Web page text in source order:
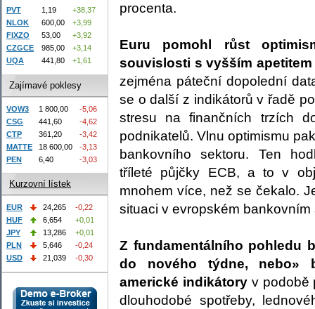
procenta.
Euru pomohl růst
souvislosti s vyšším
zejména páteční dopolední
se o další z indikátorů v řadě
stresu na finančních trzích
podnikatelů. Vlnu optimismu
bankovního sektoru. Ten
tříleté půjčky ECB, a to v
mnohem více, než se čekalo.
situaci v evropském bankovním
Z fundamentálního pohledu
do nového týdne, nebo»
americké indikátoryv podobě
dlouhodobé spotřeby,
PVT 1,19
+38,37
NLOK
600,00
+3,99
FIXZO
53,00
+3,92
CZGCE
985,00
+3,14
UQA
441,80 +1,61
Zajímavé poklesy
VOW3 1 800,00
-5,06
CSG
441,60
-4,62
CTP
361,20
-3,42
MATTE
18 600,00
-3,13
PEN
6,40 -3,03
Kurzovní lístek
EUR 24,265
-0,22
HUF
6,654
+0,01
JPY
13,286
+0,01
PLN
5,646
-0,24
USD
21,039 -0,30